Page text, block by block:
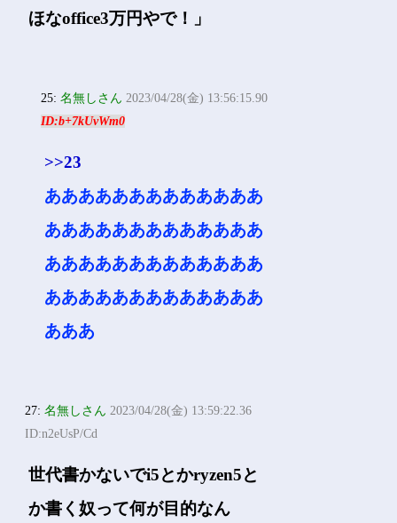
ほなoffice3万円やで！」
25:名無しさん 2023/04/28(金) 13:56:15.90
ID:b+7kUvWm0
>>23
あああああああああああああ
あああああああああああああ
あああああああああああああ
あああああああああああああ
あああ
27:名無しさん 2023/04/28(金) 13:59:22.36
ID:n2eUsP/Cd
世代書かないでi5とかryzen5と
か書く奴って何が目的なん